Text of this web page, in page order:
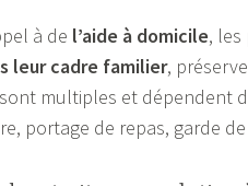
à de l’aide à domicile, les
leur cadre familier,
multiples et dépendent
portage de repas, garde